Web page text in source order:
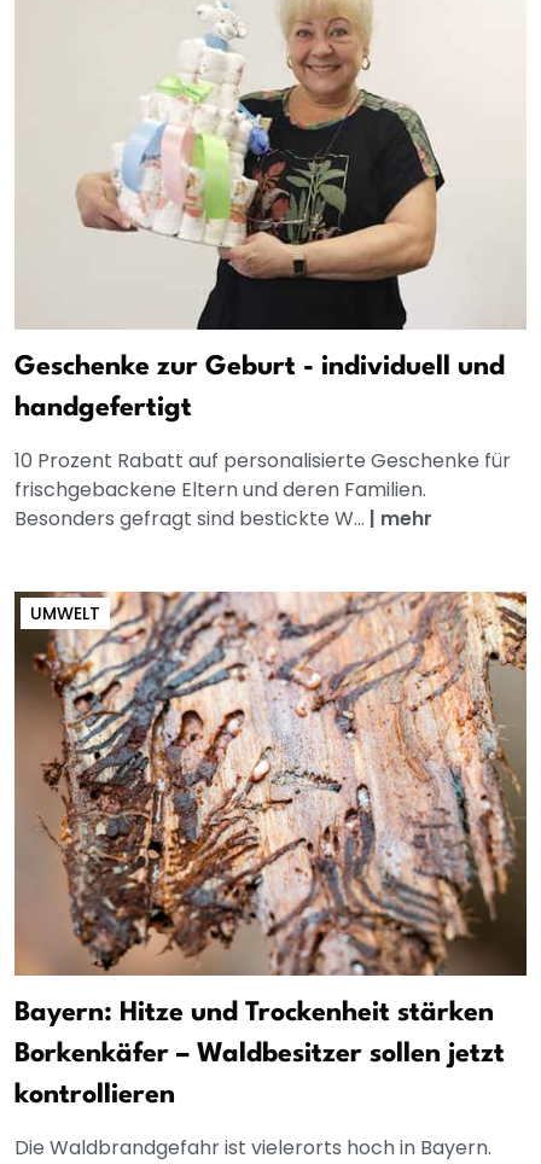
Geschenke zur Geburt - individuell und
handgefertigt
10 Prozent Rabatt auf personalisierte Geschenke für
frischgebackene Eltern und deren Familien.
Besonders gefragt sind bestickte W... | mehr
UMWELT
Bayern: Hitze und Trockenheit stärken
Borkenkäfer – Waldbesitzer sollen jetzt
kontrollieren
Die Waldbrandgefahr ist vielerorts hoch in Bayern.